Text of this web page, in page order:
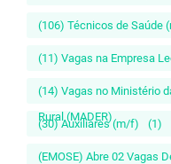
(106) Técnicos de Saúde
(11) Vagas na Empresa
(14) Vagas no Ministério
Rural (MADER)
(30) Auxiliares (m/f) (1)
(EMOSE) Abre 02 Vagas